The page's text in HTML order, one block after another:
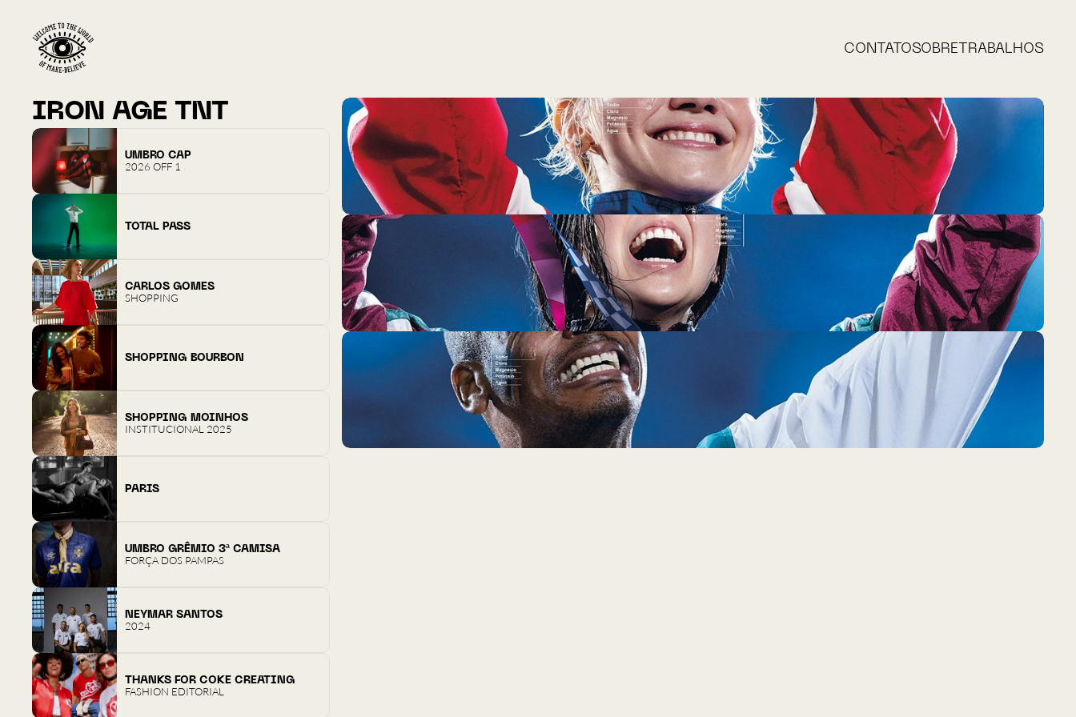
CONTATOSOBRE TRABALHOS
IRON AGE TNT
UMBRO CAP
2026 OFF 1
TOTAL PASS
CARLOS GOMES
SHOPPING
SHOPPING BOURBON
SHOPPING MOINHOS
INSTITUCIONAL 2025
PARIS
UMBRO GRÊMIO 3ª CAMISA
FORÇA DOS PAMPAS
NEYMAR SANTOS
2024
THANKS FOR COKE CREATING
FASHION EDITORIAL